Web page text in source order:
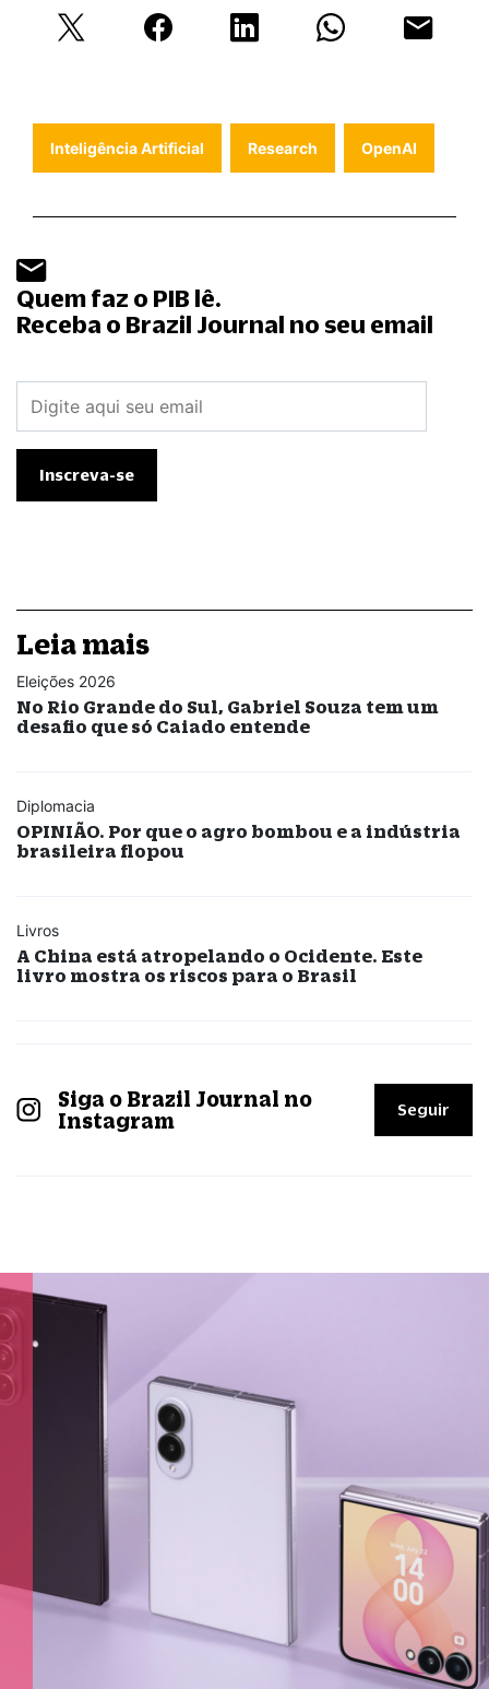
Inteligência Artificial Research OpenAI
Quem faz o PIB lê.
Receba o Brazil Journal no seu email
Leia mais
Eleições 2026
No Rio Grande do Sul, Gabriel Souza tem um
desafio que só Caiado entende
Diplomacia
OPINIÃO. Por que o agro bombou e a indústria
brasileira flopou
Livros
A China está atropelando o Ocidente. Este
livro mostra os riscos para o Brasil
Siga o Brazil Journal no
Instagram
Seguir